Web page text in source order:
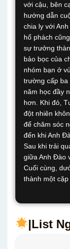
với cậu, bên
hướng dẫn
chia ly với
hổ phách
sự trưởng
bảo bọc của
nhóm bạn ở
trường cấp ba
năm học đầy
hơn. Khi đó,
đột nhiên
để chăm sóc
đến khi Anh
Sau khi trải
giữa Anh Đào
Cuối cùng,
thành một cặp
|List